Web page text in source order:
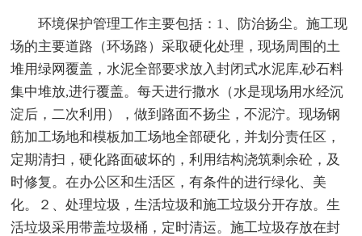
环境保护管理工作主要包括：1、防治扬尘。施工现
场的主要道路（环场路）采取硬化处理，现场周围的土
堆用绿网覆盖，水泥全部要求放入封闭式水泥库,砂石料
集中堆放,进行覆盖。每天进行撒水（水是现场用水经沉
淀后，二次利用），做到路面不扬尘，不泥泞。现场钢
筋加工场地和模板加工场地全部硬化，并划分责任区，
定期清扫，硬化路面破坏的，利用结构浇筑剩余砼，及
时修复。在办公区和生活区，有条件的进行绿化、美
化。２、处理垃圾，生活垃圾和施工垃圾分开存放。生
活垃圾采用带盖垃圾桶，定时清运。施工垃圾存放在封